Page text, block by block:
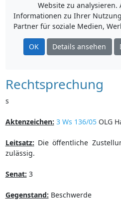
Website zu analysieren.
Informationen zu Ihrer
Partner für soziale Medien,
OK Details ansehen
Rechtsprechung
s
Aktenzeichen: 3 Ws 136/05OLG
Leitsatz: Die öffentliche
zulässig.
Senat: 3
Gegenstand: Beschwerde